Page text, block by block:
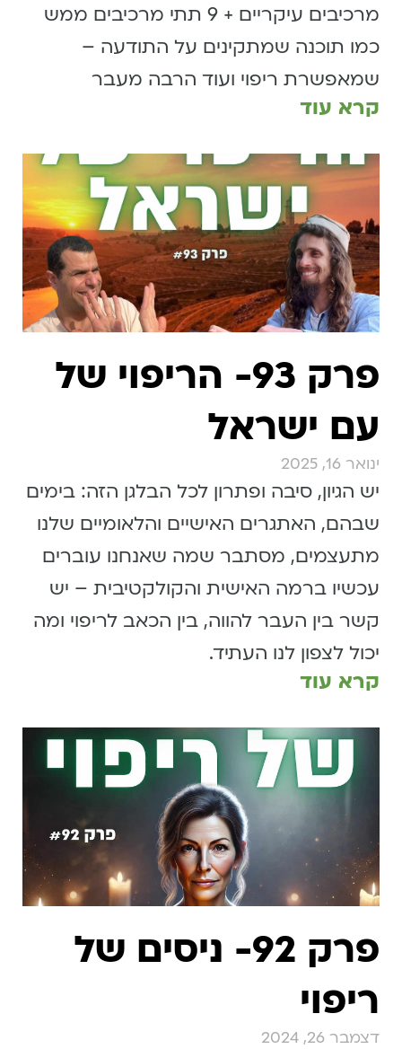
מרכיבים עיקריים + 9 תתי מרכיבים ממש
כמו תוכנה שמתקינים על התודעה –
שמאפשרת ריפוי ועוד הרבה מעבר
קרא עוד
פרק 93- הריפוי של
עם ישראל
ינואר 16, 2025
יש הגיון, סיבה ופתרון לכל הבלגן הזה: בימים
שבהם, האתגרים האישיים והלאומיים שלנו
מתעצמים, מסתבר שמה שאנחנו עוברים
עכשיו ברמה האישית והקולקטיבית – יש
קשר בין העבר להווה, בין הכאב לריפוי ומה
יכול לצפון לנו העתיד.
קרא עוד
פרק 92- ניסים של
ריפוי
דצמבר 26, 2024